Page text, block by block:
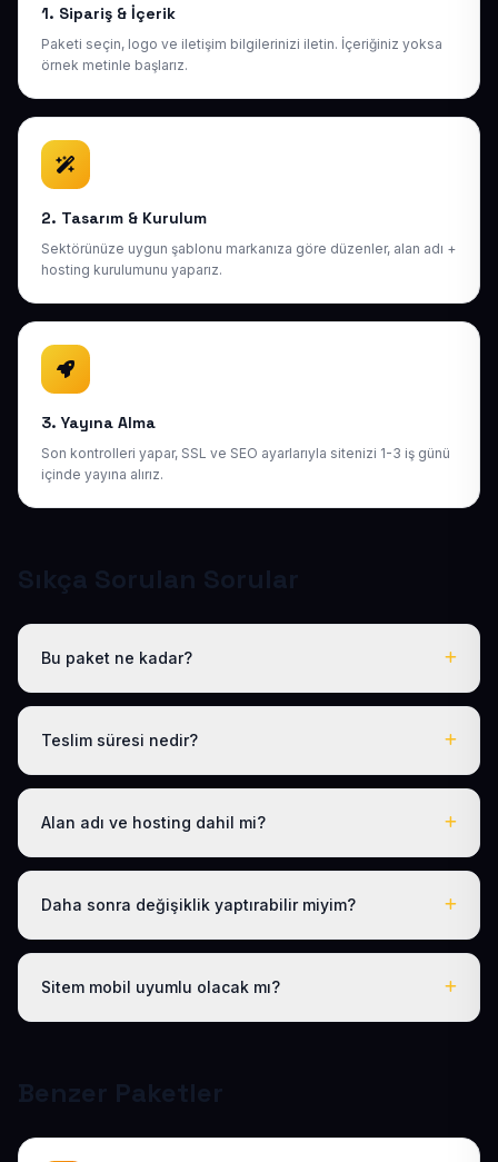
1. Sipariş & İçerik
Paketi seçin, logo ve iletişim bilgilerinizi iletin. İçeriğiniz yoksa
örnek metinle başlarız.
2. Tasarım & Kurulum
Sektörünüze uygun şablonu markanıza göre düzenler, alan adı +
hosting kurulumunu yaparız.
3. Yayına Alma
Son kontrolleri yapar, SSL ve SEO ayarlarıyla sitenizi 1-3 iş günü
içinde yayına alırız.
Sıkça Sorulan Sorular
Bu paket ne kadar?
Tüm sektörel paketlerimiz gibi Hazır Oto Yıkama de yıllık
adı, hosting, SSL ve temel SEO dahildir; gizli ücret yoktur.
Teslim süresi nedir?
Logo, iletişim ve tanıtım metinlerinizi ilettikten sonra
Alan adı ve hosting dahil mi?
Evet. Yıllık paket ücretine ücretsiz .com.tr alan adı ve
Daha sonra değişiklik yaptırabilir miyim?
Evet. Teslimden sonra ilk 30 gün ücretsiz revizyon
destek sağlıyoruz. Sonraki yıllarda da uygun bakım
paketlerimiz mevcuttur.
Sitem mobil uyumlu olacak mı?
Google mobil sıralamasına uygundur.
Benzer Paketler